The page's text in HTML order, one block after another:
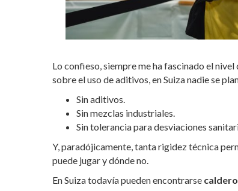
Lo confieso, siempre me ha fascinado el
sobre el uso de aditivos, en Suiza nadie se
Sin aditivos.
Sin mezclas industriales.
Sin tolerancia para desviaciones
Y, paradójicamente, tanta rigidez técnica
puede jugar y dónde no.
En Suiza todavía pueden encontrarse